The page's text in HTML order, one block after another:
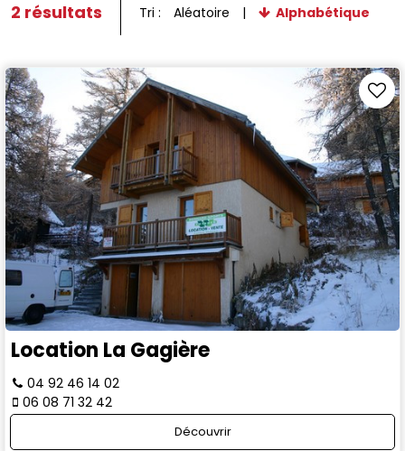
2 résultats Tri : Aléatoire Alphabétique
Location La Gagière
04 92 46 14 02
06 08 71 32 42
Découvrir